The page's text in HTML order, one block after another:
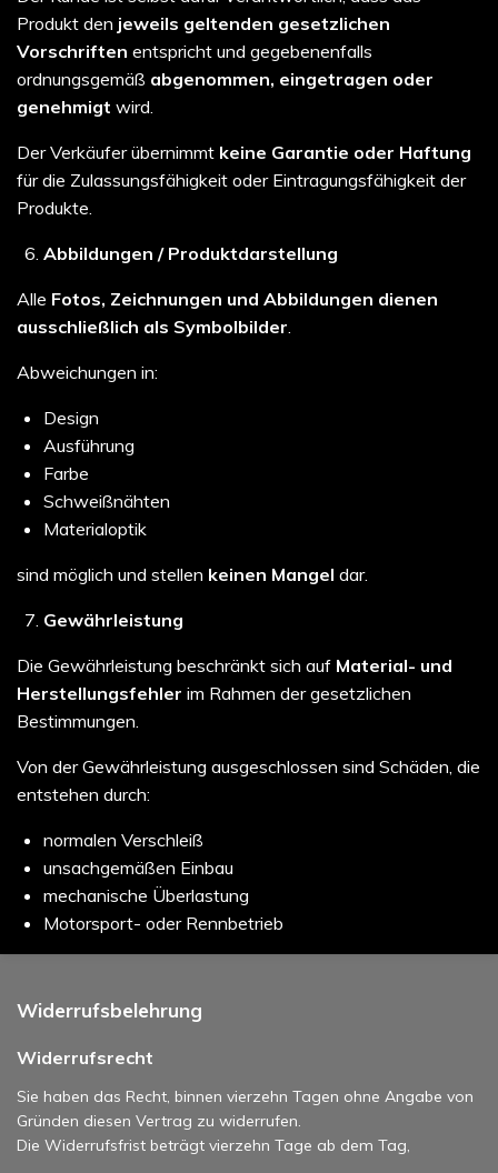
Produkt den jeweils geltenden gesetzlichen
Vorschriften entspricht und gegebenenfalls
ordnungsgemäß abgenommen, eingetragen oder
genehmigt wird.
Der Verkäufer übernimmt keine Garantie oder Haftung
für die Zulassungsfähigkeit oder Eintragungsfähigkeit der
Produkte.
Abbildungen / Produktdarstellung
Alle Fotos, Zeichnungen und Abbildungen dienen
ausschließlich als Symbolbilder.
Abweichungen in:
Design
Ausführung
Farbe
Schweißnähten
Materialoptik
sind möglich und stellen keinen Mangel dar.
Gewährleistung
Die Gewährleistung beschränkt sich auf Material- und
Herstellungsfehler im Rahmen der gesetzlichen
Bestimmungen.
Von der Gewährleistung ausgeschlossen sind Schäden, die
entstehen durch:
normalen Verschleiß
unsachgemäßen Einbau
mechanische Überlastung
Motorsport- oder Rennbetrieb
Widerrufsbelehrung
Widerrufsrecht
Sie haben das Recht, binnen vierzehn Tagen ohne Angabe von
Gründen diesen Vertrag zu widerrufen.
Die Widerrufsfrist beträgt vierzehn Tage ab dem Tag,